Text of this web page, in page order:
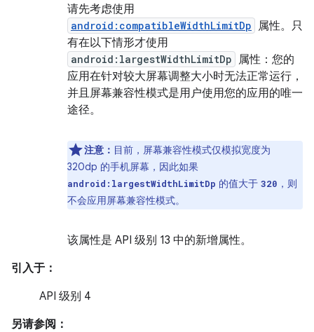
请先考虑使用
android:compatibleWidthLimitDp 属性。只
有在以下情形才使用
android:largestWidthLimitDp 属性：您的
应用在针对较大屏幕调整大小时无法正常运行，
并且屏幕兼容性模式是用户使用您的应用的唯一
途径。
注意： 目前，屏幕兼容性模式仅模拟宽度为
320dp 的手机屏幕，因此如果
android:largestWidthLimitDp 的值大于 320 ，则
不会应用屏幕兼容性模式。
该属性是 API 级别 13 中的新增属性。
引入于：
API 级别 4
另请参阅：